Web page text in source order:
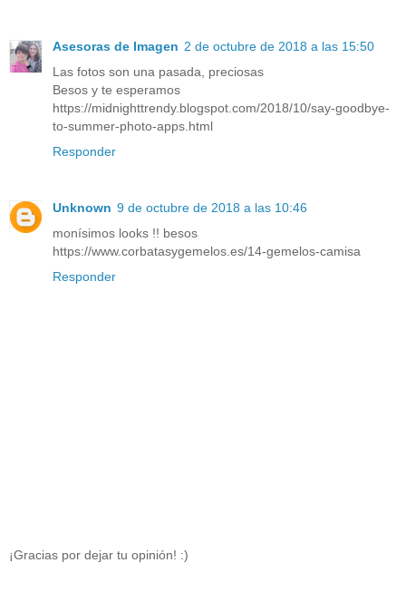
Asesoras de Imagen 2 de octubre de 2018 a las 15:50
Las fotos son una pasada, preciosas
Besos y te esperamos
https://midnighttrendy.blogspot.com/2018/10/say-goodbye-
to-summer-photo-apps.html
Responder
Unknown 9 de octubre de 2018 a las 10:46
monísimos looks !! besos
https://www.corbatasygemelos.es/14-gemelos-camisa
Responder
¡Gracias por dejar tu opinión! :)